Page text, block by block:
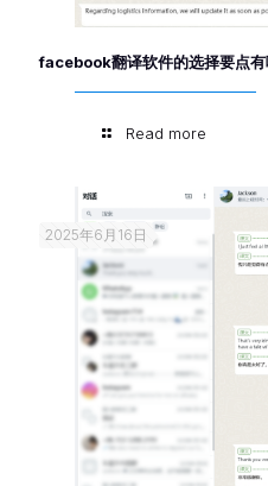
facebook翻译软件的选择要点有
Read more
2025年6月16日